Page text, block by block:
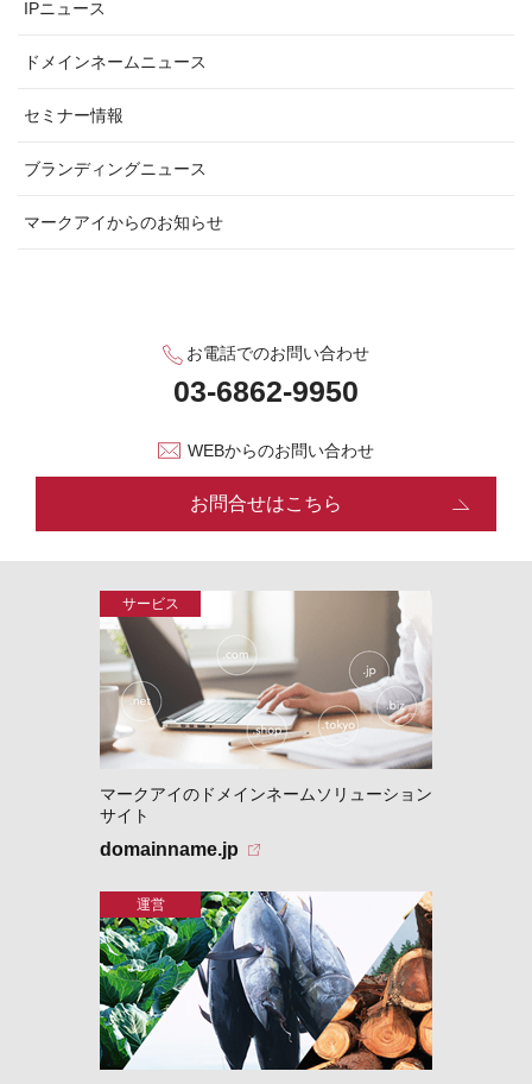
IPニュース
ドメインネームニュース
セミナー情報
ブランディングニュース
マークアイからのお知らせ
お電話でのお問い合わせ
WEBからのお問い合わせ
お問合せはこちら
マークアイのドメインネームソリューション
サイト
domainname.jp